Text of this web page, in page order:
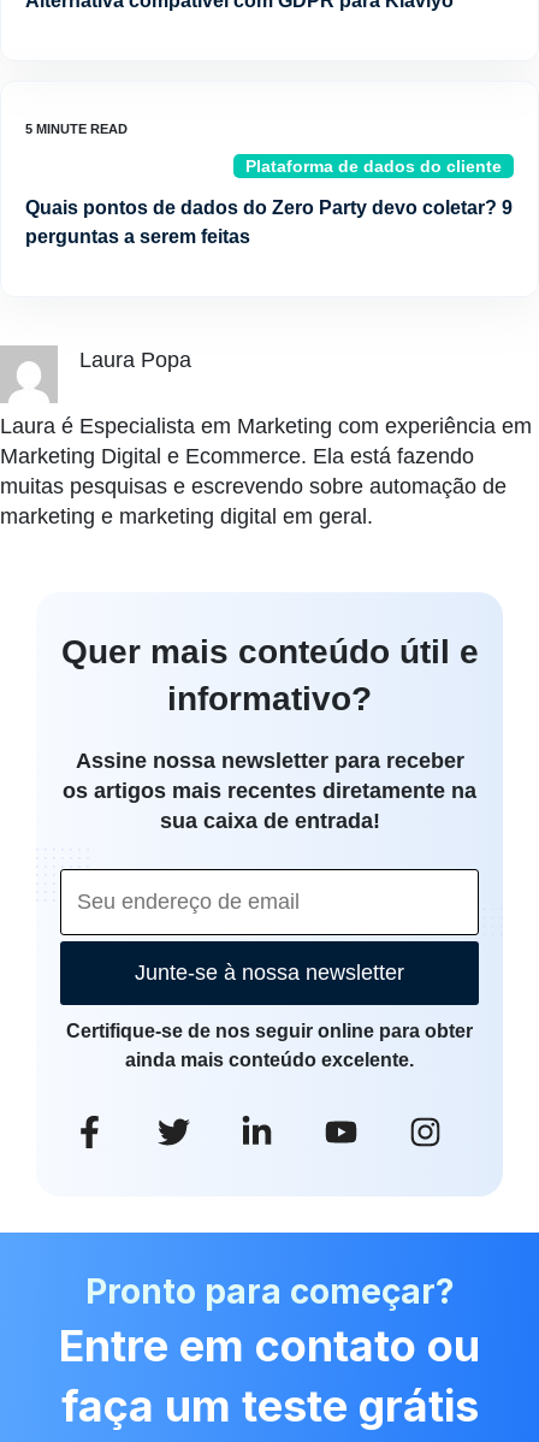
Plataforma de dados do cliente
Quais pontos de dados do Zero Party devo coletar? 9
perguntas a serem feitas
Laura Popa
Laura é Especialista em Marketing com experiência em
Marketing Digital e Ecommerce. Ela está fazendo
muitas pesquisas e escrevendo sobre automação de
marketing e marketing digital em geral.
Quer mais conteúdo útil e
informativo?
Assine nossa newsletter para receber
os artigos mais recentes diretamente na
sua caixa de entrada!
Junte-se à nossa newsletter
Certifique-se de nos seguir online para obter
ainda mais conteúdo excelente.
Pronto para começar?
Entre em contato ou
faça um teste grátis